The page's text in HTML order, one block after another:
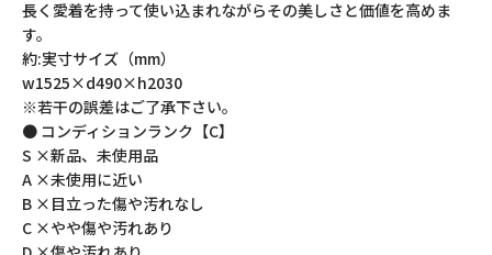
長く愛着を持って使い込まれながらその美しさと価値を高めま
す。
約:実寸サイズ（mm）
w1525×d490×h2030
※若干の誤差はご了承下さい。
● コンディションランク【C】
S ×新品、未使用品
A ×未使用に近い
B ×目立った傷や汚れなし
C ×やや傷や汚れあり